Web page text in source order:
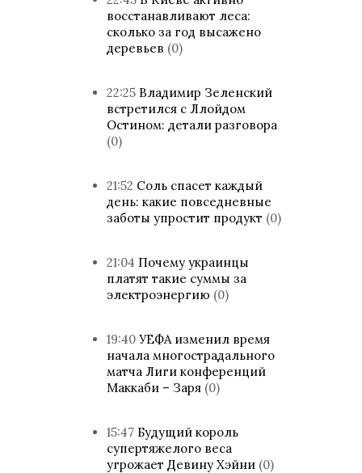
восстанавливают леса:
сколько за год высажено
деревьев (0)
22:25 Владимир Зеленский
встретился с Ллойдом
Остином: детали разговора
(0)
21:52 Соль спасет каждый
день: какие повседневные
заботы упростит продукт (0)
21:04 Почему украинцы
платят такие суммы за
электроэнергию (0)
19:40 УЕФА изменил время
начала многострадального
матча Лиги конференций
Маккаби – Заря (0)
15:47 Будущий король
супертяжелого веса
угрожает Девину Хэйни (0)